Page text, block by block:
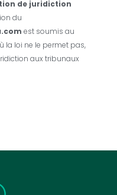
de juridiction
du
est soumis au
la loi ne le permet pas,
aux tribunaux